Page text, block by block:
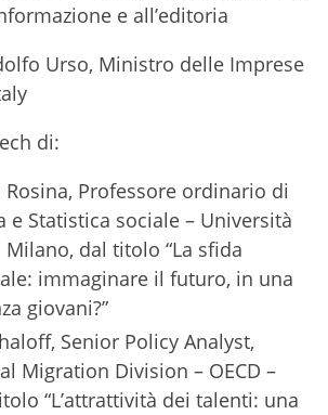
e all’editoria
Urso, Ministro delle Imprese
di:
Rosina, Professore ordinario di
e Statistica sociale – Università
dal titolo “La sfida
immaginare il futuro, in una
giovani?”
Senior Policy Analyst,
Migration Division – OECD –
“L’attrattività dei talenti: una